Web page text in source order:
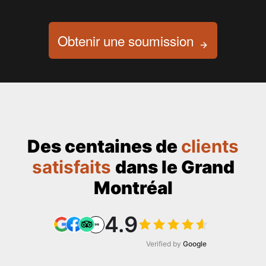
Obtenir une soumission
Des centaines de clients
satisfaits dans le Grand
Montréal
4.9
Verified by Google